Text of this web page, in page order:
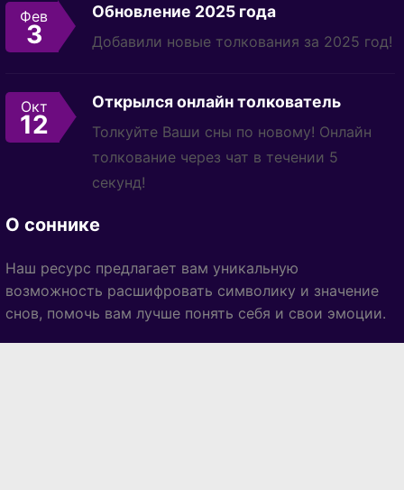
Фев
3
Обновление 2025 года
Добавили новые толкования за 2025 год!
Окт
12
Открылся онлайн толкователь
Толкуйте Ваши сны по новому! Онлайн
толкование через чат в течении 5
секунд!
О соннике
Наш ресурс предлагает вам уникальную
возможность расшифровать символику и значение
снов, помочь вам лучше понять себя и свои эмоции.